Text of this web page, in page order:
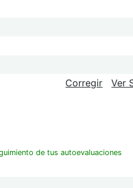
Corregir
Ver
de tus autoevaluaciones